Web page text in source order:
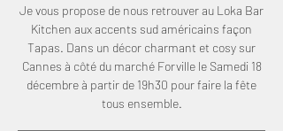
Je vous propose de nous retrouver au Loka Bar
Kitchen aux accents sud américains façon
Tapas. Dans un décor charmant et cosy sur
Cannes à côté du marché Forville le Samedi 18
décembre à partir de 19h30 pour faire la fête